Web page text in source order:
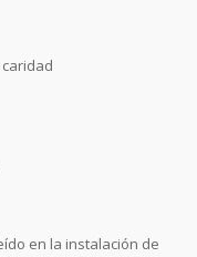
en la instalación de